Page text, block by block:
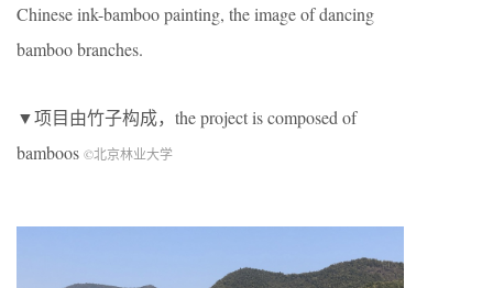
Chinese ink-bamboo painting, the image of dancing
bamboo branches.
▼项目由竹子构成，the project is composed of
bamboos ©北京林业大学